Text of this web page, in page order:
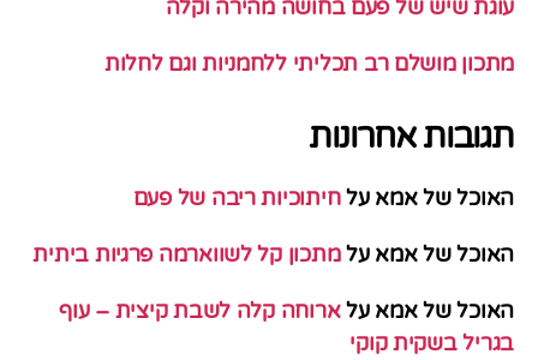
עוגת שיש של פעם בחושה מהירה וקלה
מתכון מושלם רב תכליתי ללחמניות וגם לחלות
תגובות אחרונות
האוכל של אמא עלחיתוכיות ריבה של פעם
האוכל של אמא עלמתכון קל לשווארמה פרגיות ביתית
האוכל של אמא עלארוחה קלה לשבת קיצית – עוף
בגריל בשקית קוקי